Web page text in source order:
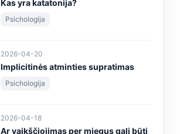
Kas yra katatonija?
Psichologija
2026-04-20
Implicitinės atminties supratimas
Psichologija
2026-04-18
Ar vaikščiojimas per miegus gali būti